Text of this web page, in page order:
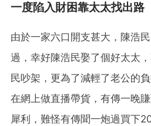
一度陷入財困靠太太找出路
由於一家六口開支甚大，陳浩
過，幸好陳浩民娶了個好太太
民吵架，更為了減輕了老公的
在網上做直播帶貨，有傳一晚
犀利，難怪有傳聞一炮過買下